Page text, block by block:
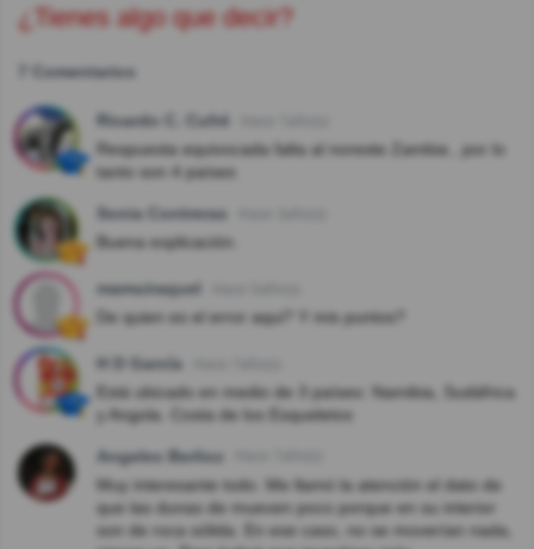
¿Tienes algo que decir?
7 Comentarios
Ricardo C. Cufré
Respuesta equivocada falta al noreste Zambia , por lo
tanto son 4 países
Sonia Contreras
Buena explicación.
mamuiraquel
De quien es el error aqui? Y mis puntos?
H D García
Está ubicado en medio de 3 países: Namibia, Sudáfrica
y Angola. Costa de los Esqueletos
Angeles Berlioz
Muy interesante todo. Me llamó la atención el dato de
que las dunas de mueven poco porque en su interior
son de roca sólida. En ese caso, no se moverían nada,